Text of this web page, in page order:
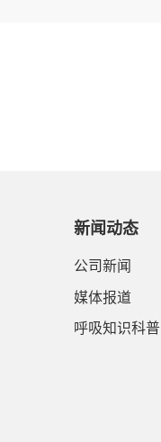
新闻动态
公司新闻
媒体报道
呼吸知识科普